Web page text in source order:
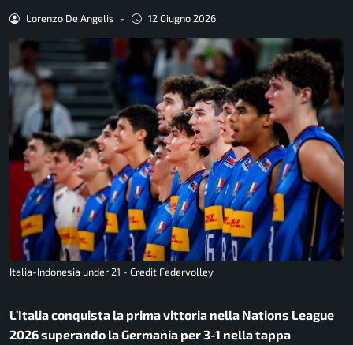
Lorenzo De Angelis - 12 Giugno 2026
Italia-Indonesia under 21 - Credit Federvolley
L’Italia conquista la prima vittoria nella Nations League
2026 superando la Germania per 3-1 nella tappa